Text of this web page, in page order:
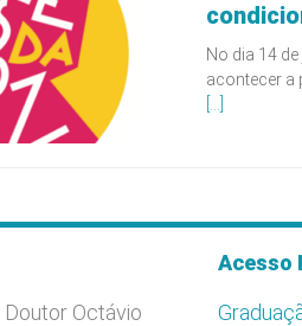
No dia 14
acontecer a
Doutor Octávio
Acesso